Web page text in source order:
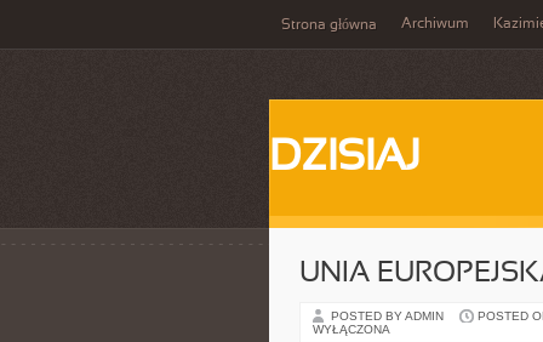
Strona główna Archiwum
DZISIAJ
UNIA
POSTED BY ADMIN POSTED
WYŁĄCZONA